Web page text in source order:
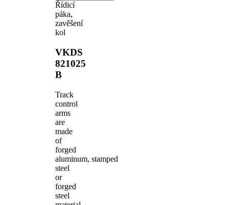
Řídicí
páka,
zavěšení
kol
VKDS
821025
B
Track
control
arms
are
made
of
forged
aluminum, stamped
steel
or
forged
steel